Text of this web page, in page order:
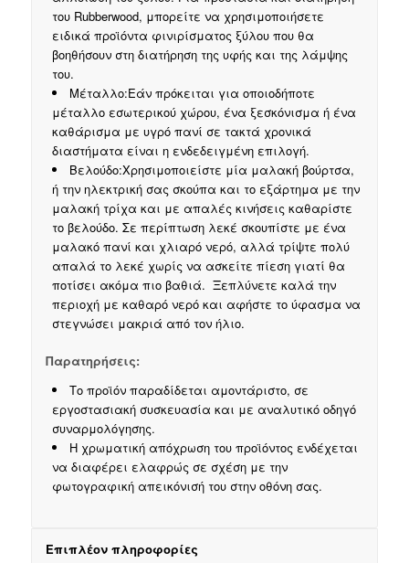
του Rubberwood, μπορείτε να χρησιμοποιήσετε
ειδικά προϊόντα φινιρίσματος ξύλου που θα
βοηθήσουν στη διατήρηση της υφής και της λάμψης
του.
Μέταλλο:Εάν πρόκειται για οποιοδήποτε
μέταλλο εσωτερικού χώρου, ένα ξεσκόνισμα ή ένα
καθάρισμα με υγρό πανί σε τακτά χρονικά
διαστήματα είναι η ενδεδειγμένη επιλογή.
Βελούδο:Χρησιμοποιείστε μία μαλακή βούρτσα,
ή την ηλεκτρική σας σκούπα και το εξάρτημα με την
μαλακή τρίχα και με απαλές κινήσεις καθαρίστε
το βελούδο. Σε περίπτωση λεκέ σκουπίστε με ένα
μαλακό πανί και χλιαρό νερό, αλλά τρίψτε πολύ
απαλά το λεκέ χωρίς να ασκείτε πίεση γιατί θα
ποτίσει ακόμα πιο βαθιά. Ξεπλύνετε καλά την
περιοχή με καθαρό νερό και αφήστε το ύφασμα να
στεγνώσει μακριά από τον ήλιο.
Παρατηρήσεις:
Το προϊόν παραδίδεται αμοντάριστο, σε
εργοστασιακή συσκευασία και με αναλυτικό οδηγό
συναρμολόγησης.
Η χρωματική απόχρωση του προϊόντος ενδέχεται
να διαφέρει ελαφρώς σε σχέση με την
φωτογραφική απεικόνισή του στην οθόνη σας.
Επιπλέον πληροφορίες